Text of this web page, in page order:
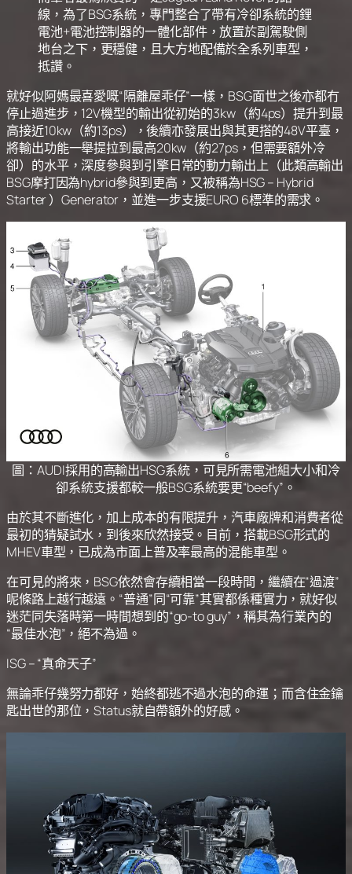
線，為了BSG系統，專門整合了帶有冷卻系統的鋰
電池+電池控制器的一體化部件，放置於副駕駛側
地台之下，更穩健，且大方地配備於全系列車型，
抵讚。
就好似阿媽最喜愛嘅“隔離屋乖仔”一樣，BSG面世之後亦都冇
停止過進步，12V機型的輸出從初始的3kw（約4ps）提升到最
高接近10kw（約13ps），後續亦發展出與其更搭的48V平臺，
將輸出功能一舉提拉到最高20kw（約27ps，但需要額外冷
卻）的水平，深度參與到引擎日常的動力輸出上（此類高輸出
BSG摩打因為hybrid參與到更高，又被稱為HSG – Hybrid
Starter ）Generator，並進一步支援EURO 6標準的需求。
圖：AUDI採用的高輸出HSG系統，可見所需電池組大小和冷
卻系統支援都較一般BSG系統要更“beefy”。
由於其不斷進化，加上成本的有限提升，汽車廠牌和消費者從
最初的猜疑試水，到後來欣然接受。目前，搭載BSG形式的
MHEV車型，已成為市面上普及率最高的混能車型。
在可見的將來，BSG依然會存續相當一段時間，繼續在“過渡”
呢條路上越行越遠。“普通”同“可靠”其實都係種實力，就好似
迷茫同失落時第一時間想到的“go-to guy”，稱其為行業內的
“最佳水泡”，絕不為過。
ISG – “真命天子”
無論乖仔幾努力都好，始終都逃不過水泡的命運；而含住金鑰
匙出世的那位，Status就自帶額外的好感。